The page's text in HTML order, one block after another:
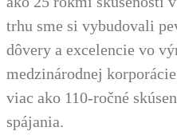
trhu sme si vybudovali
dôvery a excelencie vo
medzinárodnej
viac ako 110-ročné
spájania.